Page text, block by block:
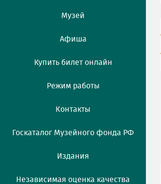
Музей
Афиша
Купить билет онлайн
Режим работы
Контакты
Госкаталог Музейного фонда РФ
Издания
Независимая оценка качества